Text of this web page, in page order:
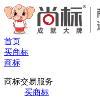
首页
买商标
商标
商标交易服务
买商标